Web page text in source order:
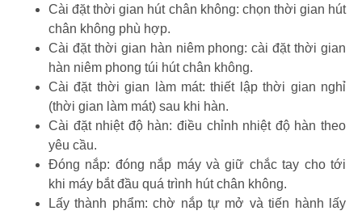
Cài đặt thời gian hút chân không: chọn thời gian hút
chân không phù hợp.
Cài đặt thời gian hàn niêm phong: cài đặt thời gian
hàn niêm phong túi hút chân không.
Cài đặt thời gian làm mát: thiết lập thời gian nghỉ
(thời gian làm mát) sau khi hàn.
Cài đặt nhiệt độ hàn: điều chỉnh nhiệt độ hàn theo
yêu cầu.
Đóng nắp: đóng nắp máy và giữ chắc tay cho tới
khi máy bắt đầu quá trình hút chân không.
Lấy thành phẩm: chờ nắp tự mở và tiến hành lấy